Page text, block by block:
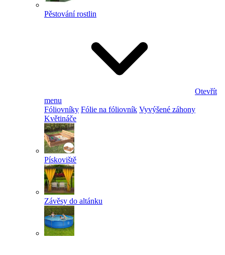
Pěstování rostlin
Otevřít
menu
Fóliovníky Fólie na fóliovník Vyvýšené záhony
Květináče
Pískoviště
Závěsy do altánku